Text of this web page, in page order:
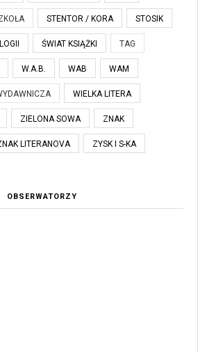
STENTOR / KORA STOSIK
ŚWIAT KSIĄŻKI TAG
W.A.B. WAB WAM
WIELKA LITERA
ZIELONA SOWA ZNAK
LITERANOVA ZYSK I S-KA
OBSERWATORZY